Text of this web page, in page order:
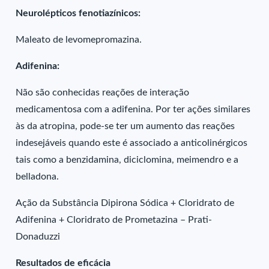
Neurolépticos fenotiazínicos:
Maleato de levomepromazina.
Adifenina:
Não são conhecidas reações de interação
medicamentosa com a adifenina. Por ter ações similares
às da atropina, pode-se ter um aumento das reações
indesejáveis quando este é associado a anticolinérgicos
tais como a benzidamina, diciclomina, meimendro e a
belladona.
Ação da Substância Dipirona Sódica + Cloridrato de
Adifenina + Cloridrato de Prometazina – Prati-
Donaduzzi
Resultados de eficácia